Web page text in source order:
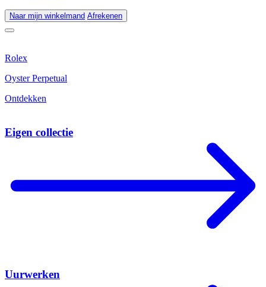
Naar mijn winkelmand Afrekenen
Rolex
Oyster Perpetual
Ontdekken
Eigen collectie
Uurwerken